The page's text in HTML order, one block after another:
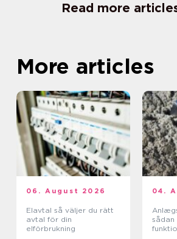
Read more
More articles
06. August 2026
Elavtal så väljer du rätt
avtal för din
elförbrukning
04.
sådan